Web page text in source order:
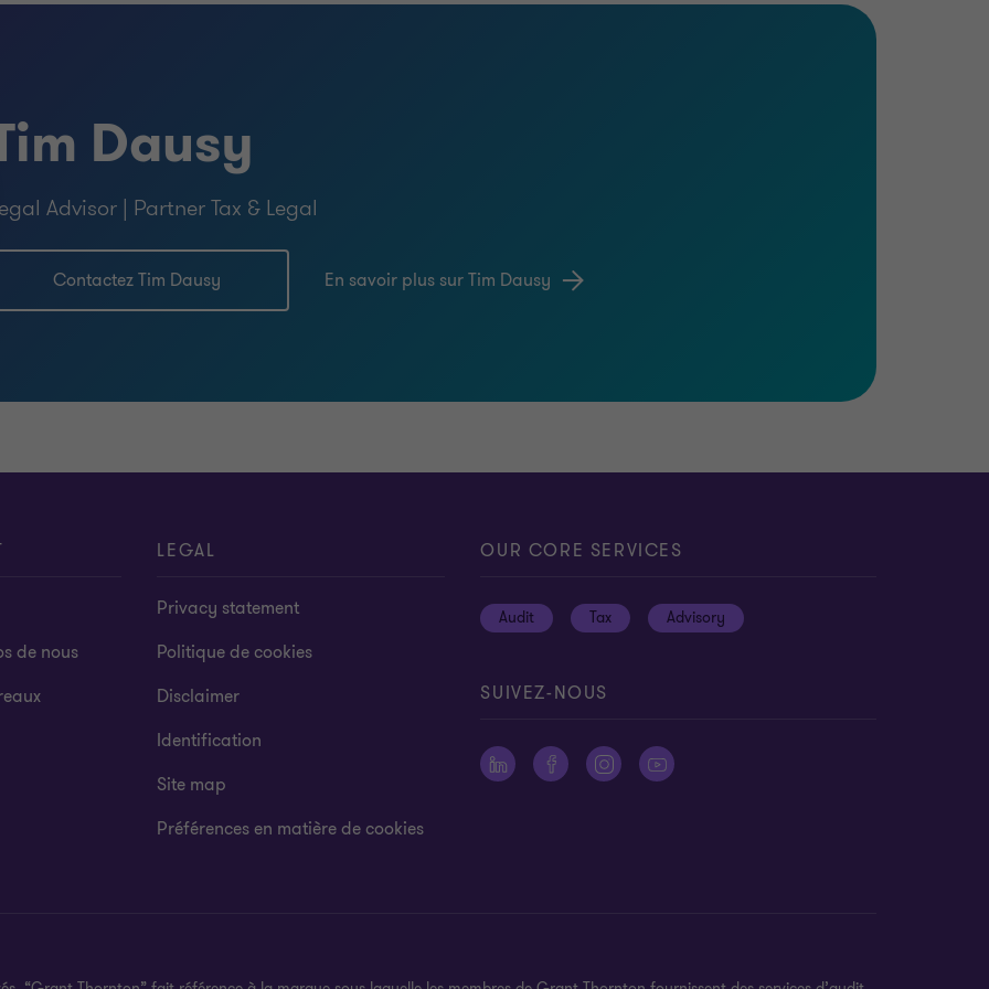
Dausy
Advisor | Partner Tax & Legal
Contactez Tim Dausy En savoir plus sur Tim Dausy
de nous
LEGAL
Privacy statement
Politique de cookies
Disclaimer
Identification
Site map
Préférences en matière de cookies
OUR CORE SERVICES
Audit Tax Advisory
SUIVEZ-NOUS